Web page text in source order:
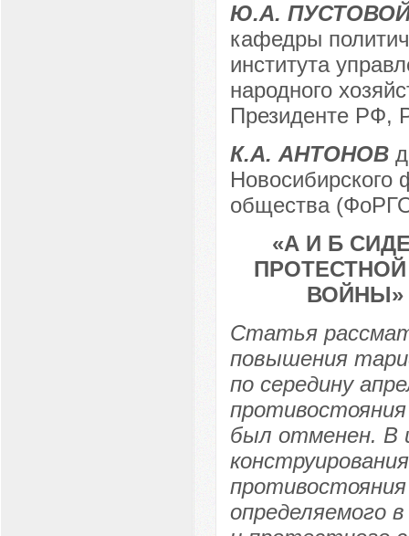
Ю.А.
кафедры
института
народного
Президенте РФ,
К.А. АНТОНОВ
Новосибирского
общества
«А И Б
ВОЙНЫ»
Статья
повышения
по середину
был отменен. В
противостояния
определяемого